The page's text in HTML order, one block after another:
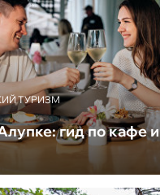
ТУРИЗМ
гид по кафе и